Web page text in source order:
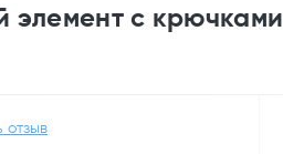
элемент с крючками
отзыв